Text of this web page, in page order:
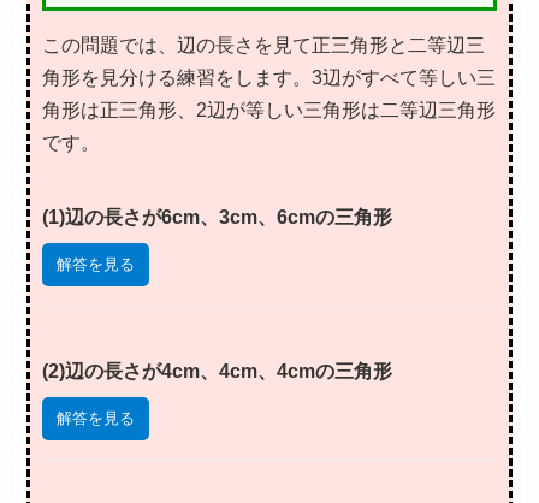
この問題では、辺の長さを見て正三角形と二等辺三
角形を見分ける練習をします。3辺がすべて等しい三
角形は正三角形、2辺が等しい三角形は二等辺三角形
です。
(1)辺の長さが6cm、3cm、6cmの三角形
解答を見る
(2)辺の長さが4cm、4cm、4cmの三角形
解答を見る